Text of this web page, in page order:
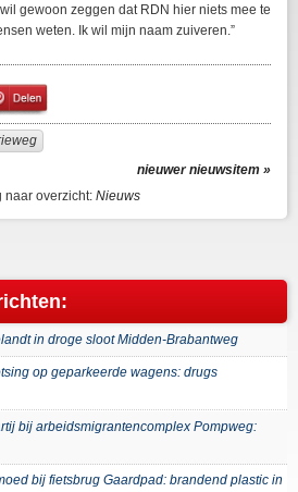
gewoon zeggen dat RDN hier niets mee te
weten. Ik wil mijn naam zuiveren.”
Pin
It!
nieuwer nieuwsitem »
naar overzicht: Nieuws
in droge sloot Midden-Brabantweg
op geparkeerde wagens: drugs
bij arbeidsmigrantencomplex Pompweg:
bij fietsbrug Gaardpad: brandend plastic in